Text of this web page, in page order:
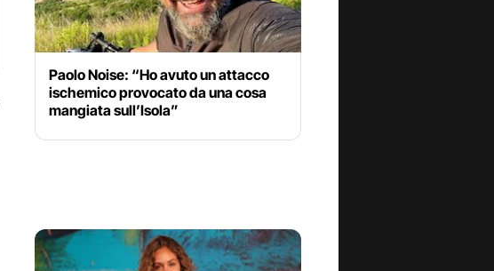
Paolo Noise: “Ho avuto un attacco
ischemico provocato da una cosa
mangiata sull’Isola”